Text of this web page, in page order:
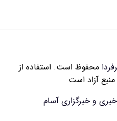
محفوظ است. استفاده از
آزاد است
و خبرگزاری آسام